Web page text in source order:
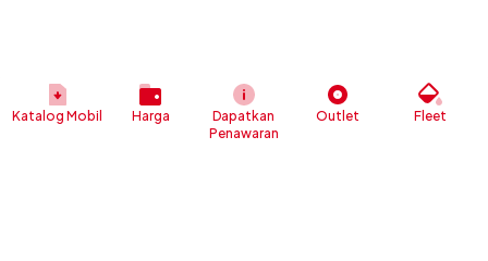
Katalog Mobil Harga
Dapatkan
Penawaran
Outlet Fleet